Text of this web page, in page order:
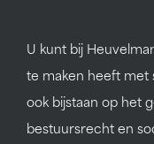
U kunt bij
te maken heeft met
ook bijstaan op het
bestuursrecht en